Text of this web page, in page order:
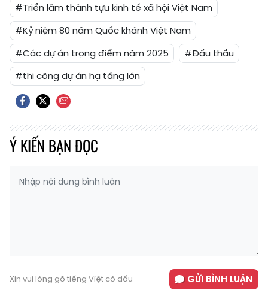
#Triển lãm thành tựu kinh tế xã hội Việt Nam
#Kỷ niệm 80 năm Quốc khánh Việt Nam
#Các dự án trọng điểm năm 2025
#Đấu thầu
#thi công dự án hạ tầng lớn
Ý KIẾN BẠN ĐỌC
Xin vui lòng gõ tiếng Việt có dấu GỬI BÌNH LUẬN